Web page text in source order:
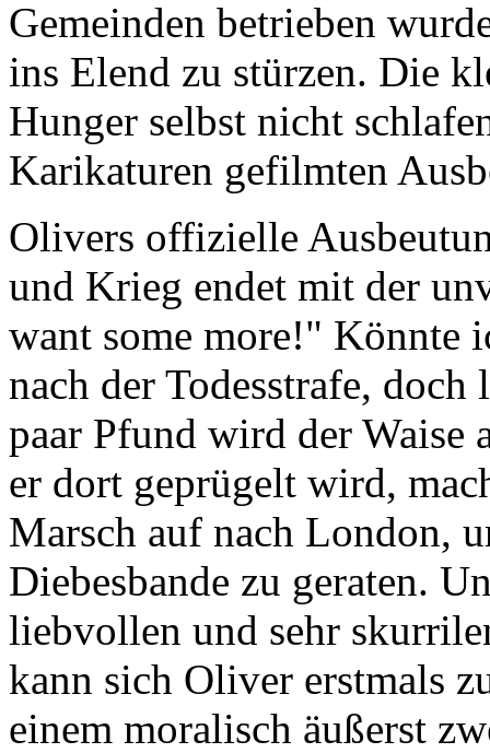
Gemeinden betrieben
ins Elend zu stürzen. Die
Hunger selbst nicht
Karikaturen gefilmten
Olivers offizielle
und Krieg endet mit der
want some more!" Könnte
nach der Todesstrafe,
paar Pfund wird der Waise
er dort geprügelt wird,
Marsch auf nach London,
Diebesbande zu geraten.
liebvollen und sehr
kann sich Oliver erstmals
einem moralisch äußerst